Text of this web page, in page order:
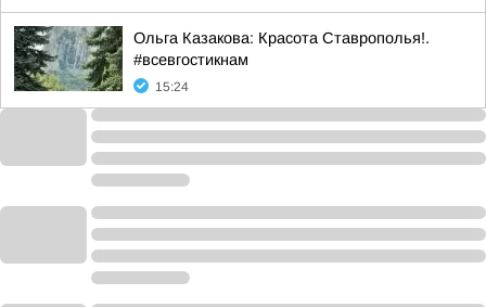
Ольга Казакова: Красота Ставрополья!.
#всевгостикнам
15:24